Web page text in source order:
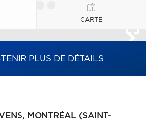
CARTE
PLUS DE DÉTAILS
MONTRÉAL (SAINT-